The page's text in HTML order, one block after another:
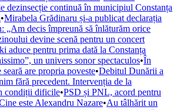
dezinsecție continuă în municipiul Constanța
•Mirabela Grădinaru și-a publicat declarația
„Am decis împreună să înlăturăm orice
devine scenă pentru un concert
aduce pentru prima dată la Constanța
un univers sonor spectaculos•În
are propria poveste•Debitul Dunării a
fără precedent. Intervenția de la
condiții dificile•PSD și PNL, acord pentru
este Alexandru Nazare•Au tâlhărit un